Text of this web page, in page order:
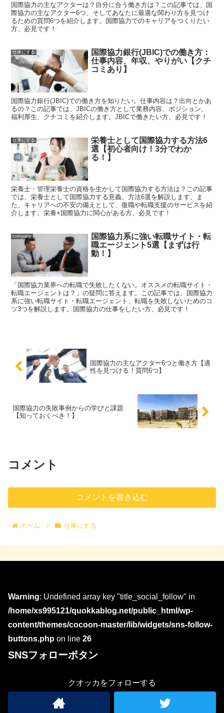
国際協力の主なアクターは？自分に合う働き方は？この記事では、国
際協力の主なアクター6つ、そしてあなたに最適な関わり方を見つけ
るための質問6つを紹介します。国際協力でのキャリアをつくりたい
方、必見です！
仕事にする
国際協力銀行(JBIC)での働き方：
仕事内容、年収、やりがい【クチ
コミあり】
国際協力銀行(JBIC)での働き方を知りたい。仕事内容は？出向とかあ
るの？この記事では、JBICの働き方として業務内容、ポジション、
福利厚生、クチコミを紹介します。JBICで働きたい方、必見です！
仕事にする
栄養士として国際協力する方法6
選【初心者向け！3分でわか
る！】
栄養士・管理栄養士の資格を生かして国際協力する方法は？この記事
では、栄養士として国際協力する意義、方法6選を解説します。ま
た、キャリアへの不安の備えとして、復職や転職支援のサービスを紹
介します。栄養×国際協力に関心がある方、必見です！
company
国際協力系に強い転職サイト・転
職エージェント5選【まずは行
動！】
「国際協力業界への転職で失敗したくない。オススメの転職サイト・
転職エージェントは？」の疑問に答えます。この記事では、国際協力
系に強い転職サイト・転職エージェント、転職を失敗しないためのコ
ツ3つを解説します。国際協力の仕事をしたい方、必見です！
国際協力の主なアクター6つと働き方【適
性を見つける！質問6つ】
国際協力の失敗事例からの学びと課題
【知っておくべき！】
コメント
コメントを書き込む
ホーム 仕事にする
Warning: Undefined array key "title_social_follow" in
/home/xs995121/quokkablog.net/public_html/wp-
content/themes/cocoon-master/lib/widgets/sns-follow-
buttons.php on line 26
SNSフォローボタン
クオッカをフォローする